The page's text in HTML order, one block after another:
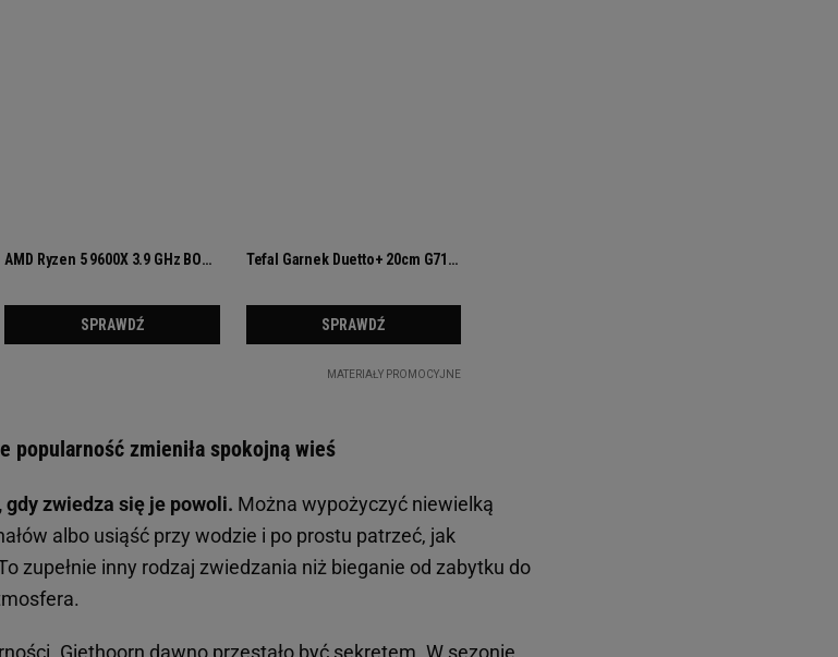
popularność zmieniła spokojną wieś
zwiedza się je powoli. Można wypożyczyć niewielką
albo usiąść przy wodzie i po prostu patrzeć, jak
zupełnie inny rodzaj zwiedzania niż bieganie od zabytku do
Giethoorn dawno przestało być sekretem. W sezonie